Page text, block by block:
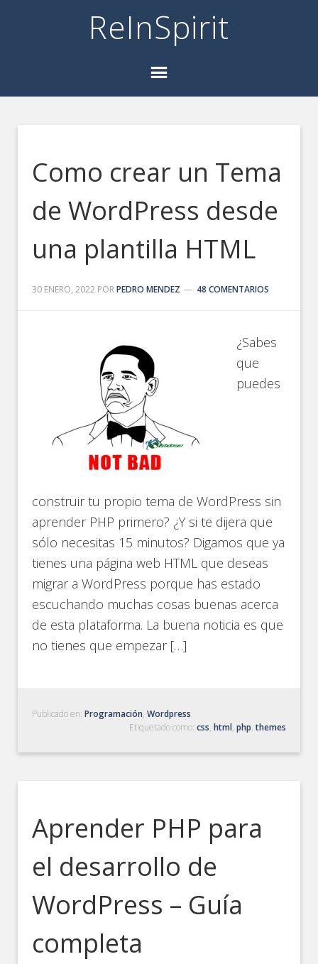
ReInSpirit
Como crear un Tema
de WordPress desde
una plantilla HTML
30 ENERO, 2022 PORPEDRO MENDEZ 48 COMENTARIOS
¿Sabes
que
puedes
construir tu propio tema de WordPress sin
aprender PHP primero? ¿Y si te dijera que
sólo necesitas 15 minutos? Digamos que ya
tienes una página web HTML que deseas
migrar a WordPress porque has estado
escuchando muchas cosas buenas acerca
de esta plataforma. La buena noticia es que
no tienes que empezar […]
Publicado en:Programación,Wordpress
Etiquetado como: css, html, php, themes
Aprender PHP para
el desarrollo de
WordPress – Guía
completa